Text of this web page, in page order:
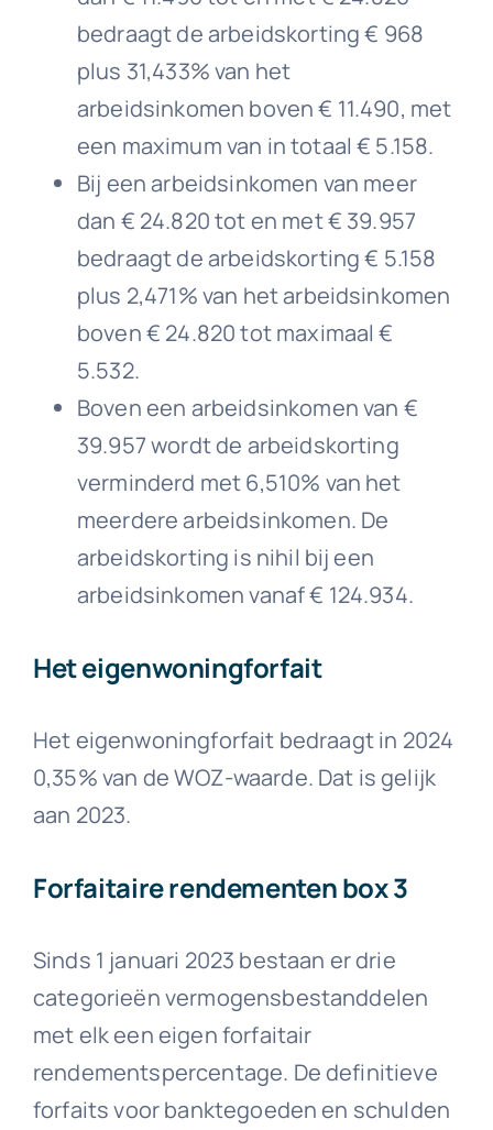
bedraagt de arbeidskorting € 968
plus 31,433% van het
arbeidsinkomen boven € 11.490, met
een maximum van in totaal € 5.158.
Bij een arbeidsinkomen van meer
dan € 24.820 tot en met € 39.957
bedraagt de arbeidskorting € 5.158
plus 2,471% van het arbeidsinkomen
boven € 24.820 tot maximaal €
5.532.
Boven een arbeidsinkomen van €
39.957 wordt de arbeidskorting
verminderd met 6,510% van het
meerdere arbeidsinkomen. De
arbeidskorting is nihil bij een
arbeidsinkomen vanaf € 124.934.
Het eigenwoningforfait
Het eigenwoningforfait bedraagt in 2024
0,35% van de WOZ-waarde. Dat is gelijk
aan 2023.
Forfaitaire rendementen box 3
Sinds 1 januari 2023 bestaan er drie
categorieën vermogensbestanddelen
met elk een eigen forfaitair
rendementspercentage. De definitieve
forfaits voor banktegoeden en schulden